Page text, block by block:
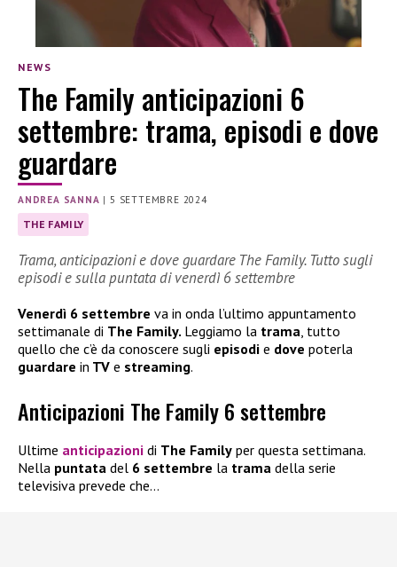
NEWS
The Family anticipazioni 6
settembre: trama, episodi e dove
guardare
ANDREA SANNA |5 SETTEMBRE 2024
THE FAMILY
Trama, anticipazioni e dove guardare The Family. Tutto sugli
episodi e sulla puntata di venerdì 6 settembre
Venerdì 6 settembre va in onda l’ultimo appuntamento
settimanale di The Family. Leggiamo la trama , tutto
quello che c’è da conoscere sugli episodi e dove poterla
guardare in TV e streaming.
Anticipazioni The Family 6 settembre
Ultime anticipazioni di The Family per questa settimana.
Nella puntata del 6 settembre la trama della serie
televisiva prevede che…